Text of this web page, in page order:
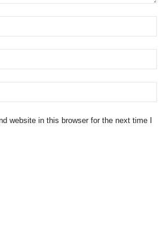
website in this browser for the next time I